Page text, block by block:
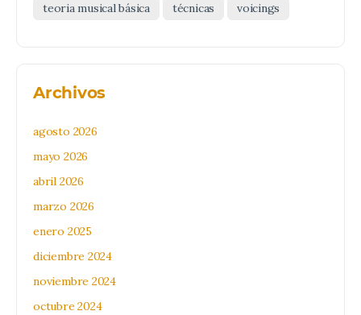
teoria musical básica técnicas voicings
Archivos
agosto 2026
mayo 2026
abril 2026
marzo 2026
enero 2025
diciembre 2024
noviembre 2024
octubre 2024